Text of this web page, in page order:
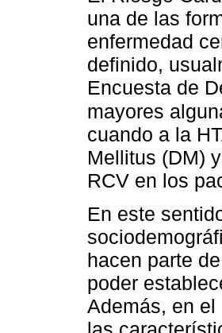
una de las
enfermedad
definido,
Encuesta de
mayores
cuando a la
Mellitus (DM)
RCV en los
En este
hacen parte
poder
Además, en